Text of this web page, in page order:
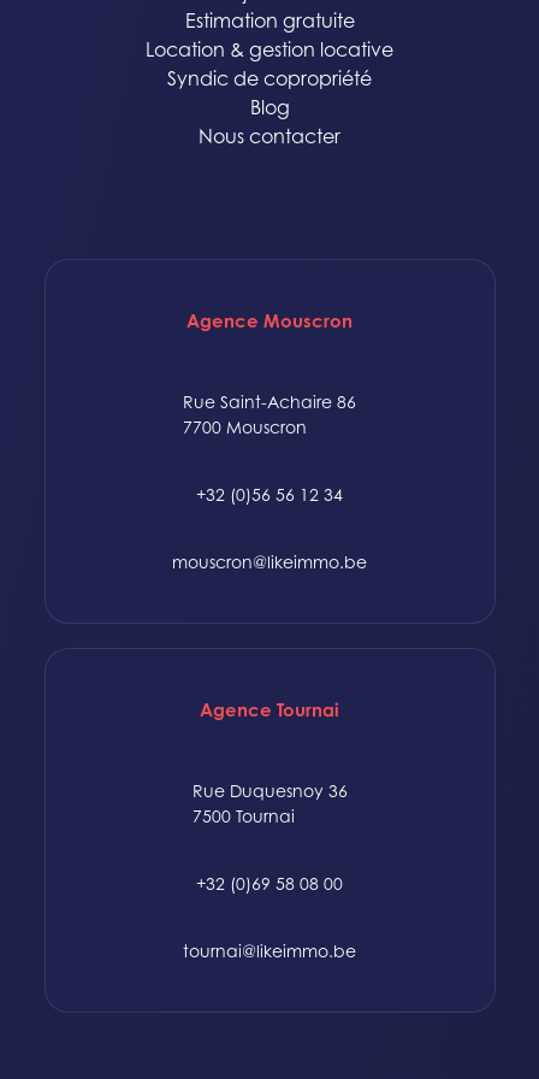
Estimation gratuite
Location & gestion locative
Syndic de copropriété
Blog
Nous contacter
Agence Mouscron
Rue Saint-Achaire 86
7700 Mouscron
+32 (0)56 56 12 34
mouscron@likeimmo.be
Agence Tournai
Rue Duquesnoy 36
7500 Tournai
+32 (0)69 58 08 00
tournai@likeimmo.be